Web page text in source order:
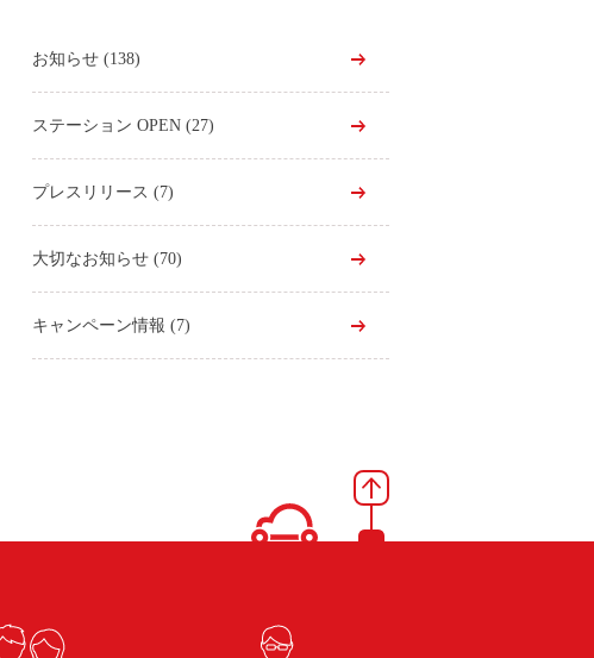
お知らせ (138)
ステーション OPEN (27)
プレスリリース (7)
大切なお知らせ (70)
キャンペーン情報 (7)